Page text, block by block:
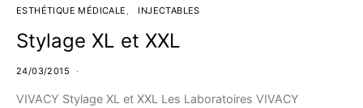
ESTHÉTIQUE MÉDICALE INJECTABLES
Stylage XL et XXL
24/03/2015
VIVACY Stylage XL et XXL Les Laboratoires VIVACY